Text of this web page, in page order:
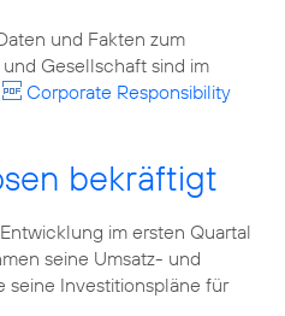
und Fakten zum
und Gesellschaft sind im
Corporate Responsibility
bekräftigt
im ersten Quartal
seine Umsatz- und
seine Investitionspläne für